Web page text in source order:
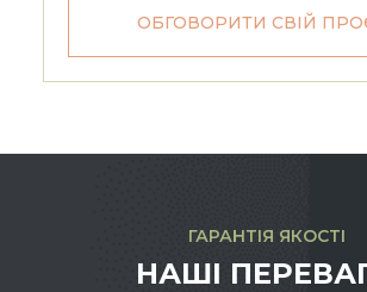
ОБГОВОРИТИ СВІЙ
ГАРАНТІЯ ЯКОСТІ
НАШІ